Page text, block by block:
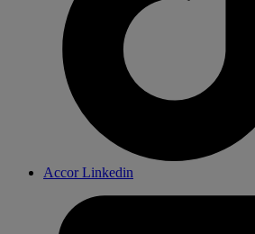
Accor Linkedin